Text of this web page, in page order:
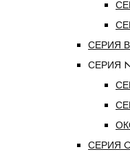
СЕРИЯ
СЕРИЯ
СЕРИЯ